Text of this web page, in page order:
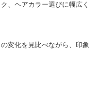
、ヘアカラー選びに幅広く
変化を見比べながら、印象